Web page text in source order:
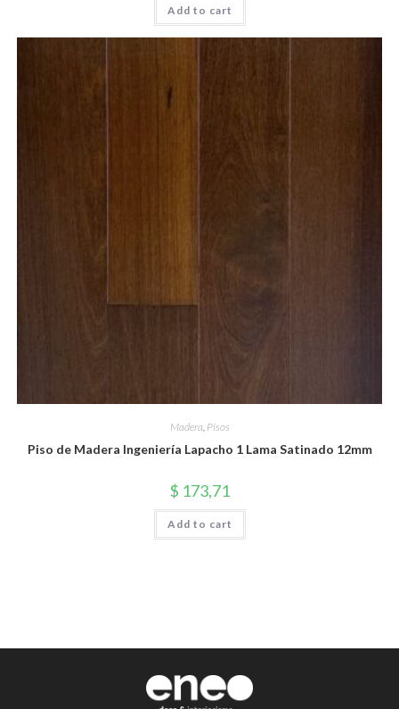
Add to cart
Madera Pisos
Piso de Madera Ingeniería Lapacho 1 Lama Satinado 12mm
$ 173,71
Add to cart